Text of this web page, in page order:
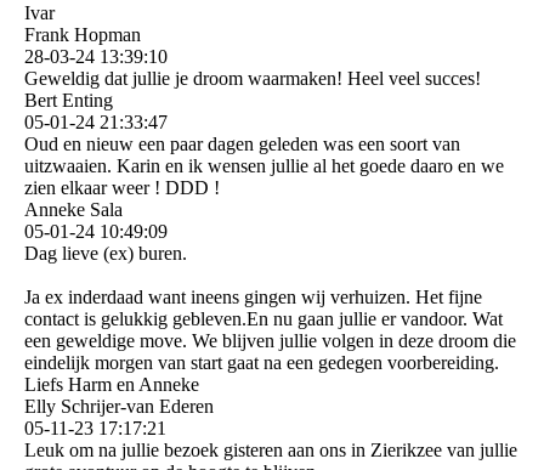
Ivar
Frank Hopman
28-03-24 13:39:10
Geweldig dat jullie je droom waarmaken! Heel veel succes!
Bert Enting
05-01-24 21:33:47
Oud en nieuw een paar dagen geleden was een soort van
uitzwaaien. Karin en ik wensen jullie al het goede daaro en we
zien elkaar weer ! DDD !
Anneke Sala
05-01-24 10:49:09
Dag lieve (ex) buren.
Ja ex inderdaad want ineens gingen wij verhuizen. Het fijne
contact is gelukkig gebleven.En nu gaan jullie er vandoor. Wat
een geweldige move. We blijven jullie volgen in deze droom die
eindelijk morgen van start gaat na een gedegen voorbereiding.
Liefs Harm en Anneke
Elly Schrijer-van Ederen
05-11-23 17:17:21
Leuk om na jullie bezoek gisteren aan ons in Zierikzee van jullie